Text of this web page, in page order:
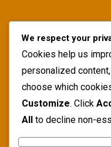
LANGUAGE
SEARCH
We respect your
Cookies help us
personalized
choose which
Customize. Click
All to decline non-